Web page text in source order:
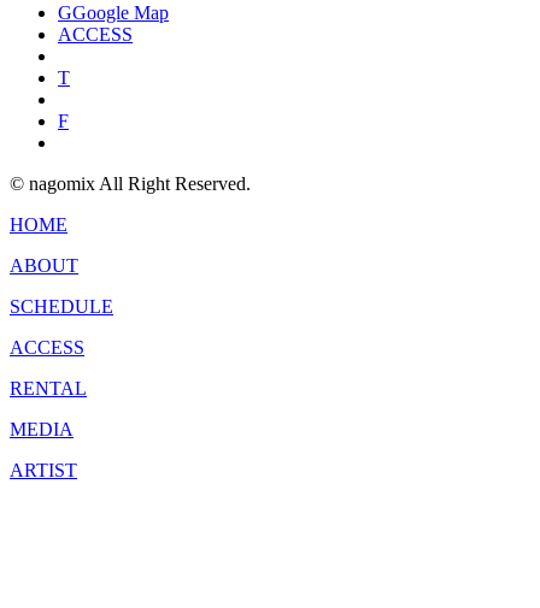
GGoogle Map
ACCESS
T
F
© nagomix All Right Reserved.
HOME
ABOUT
SCHEDULE
ACCESS
RENTAL
MEDIA
ARTIST